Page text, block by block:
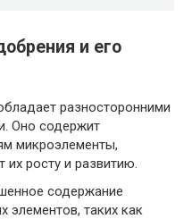
и его
разносторонними
Оно содержит
микроэлементы,
росту и развитию.
содержание
элементов, таких как